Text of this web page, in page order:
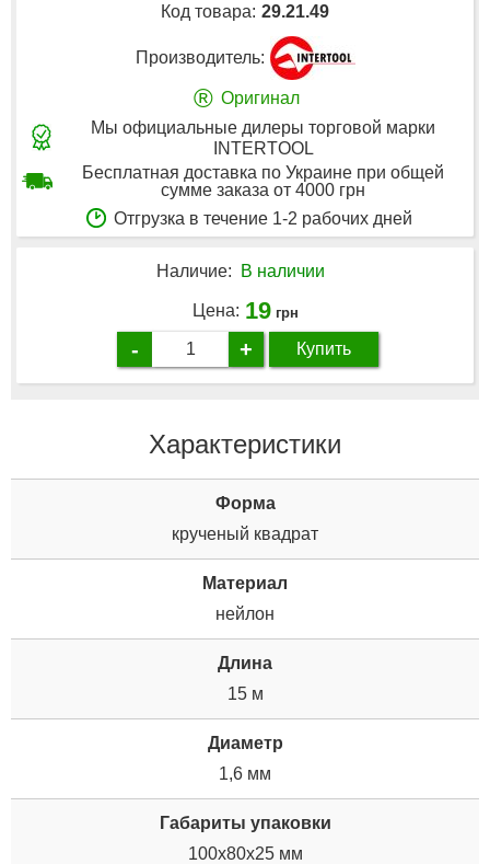
Код товара: 29.21.49
Производитель:
® Оригинал
Мы официальные дилеры торговой марки
INTERTOOL
Бесплатная доставка по Украине при общей
сумме заказа от 4000 грн
Отгрузка в течение 1-2 рабочих дней
Наличие: В наличии
Цена: 19 грн
- + Купить
Характеристики
Форма
крученый квадрат
Материал
нейлон
Дли­на
15 м
Диаметр
1,6 мм
Габариты упаковки
100x80x25 мм